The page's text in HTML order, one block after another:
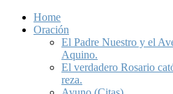
Home
Oración
El Padre Nuestro y el
Aquino.
El verdadero Rosario
reza.